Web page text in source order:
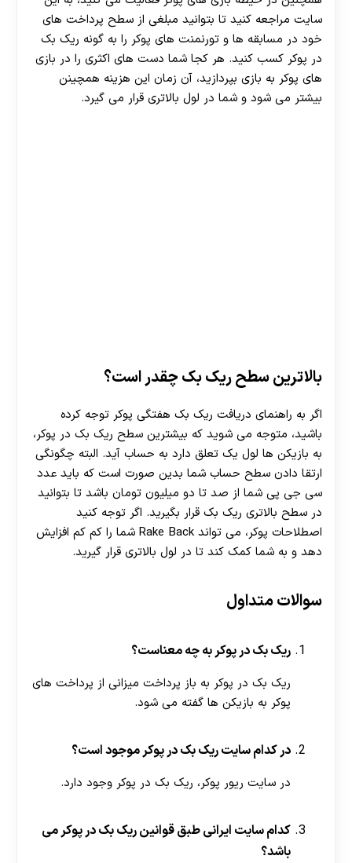
سایت مراجعه کنید تا بتوانید مبلغی از سطح پرداخت های
خود در مسابقه ها و تورنمنت های پوکر را به گونه ریک بک
در پوکر کسب کنید. هر کجا شما دست های اکثری را در بازی
های پوکر به بازی بپردازید، آن زمان این هزینه همچینن
بیشتر می شود و شما در لول بالاتری قرار می گیرد.
بالاترین سطح ریک بک چقدر است؟
اگر به راهنمای دریافت ریک بک هفتگی پوکر توجه کرده
باشید، متوجه می شوید که بیشترین سطح ریک بک در پوکر،
به بازیکن ها لول یک تعلق دارد به حساب آید. البته چگونگی
ارتقا دادن سطح حساب شما بدین صورت است که باید عدد
سی جی پی شما از صد تا دو میلیون تومان باشد تا بتوانید
در سطح بالاتری ریک بک قرار بگیرید. اگر توجه کنید
اصطلاحات پوکر، می تواند Rake Back شما را کم کم افزایش
دهد و به شما کمک کند تا در لول بالاتری قرار گیرید.
سوالات متداول
ریک بک در پوکر به چه معناست؟
ریک بک در پوکر به باز پرداخت میزانی از پرداخت های
پوکر به بازیکن ها گفته می شود.
در کدام سایت ریک بک در پوکر موجود است؟
در سایت ریور پوکر، ریک بک در پوکر وجود دارد.
کدام سایت ایرانی طبق قوانین ریک بک در پوکر می
باشد؟